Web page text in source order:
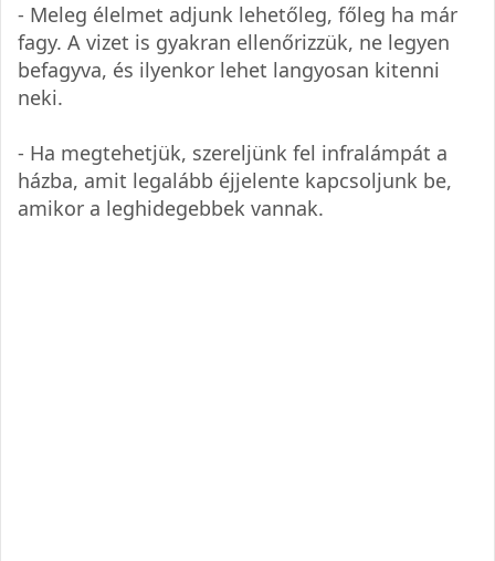
- Meleg élelmet adjunk lehetőleg, főleg ha már
fagy. A vizet is gyakran ellenőrizzük, ne legyen
befagyva, és ilyenkor lehet langyosan kitenni
neki.
- Ha megtehetjük, szereljünk fel infralámpát a
házba, amit legalább éjjelente kapcsoljunk be,
amikor a leghidegebbek vannak.